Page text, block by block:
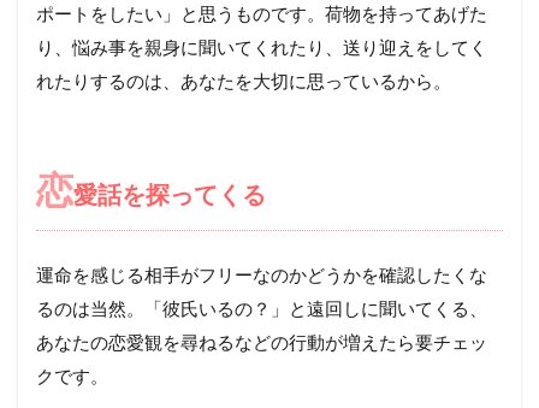
ポートをしたい」と思うものです。荷物を持ってあげた
り、悩み事を親身に聞いてくれたり、送り迎えをしてく
れたりするのは、あなたを大切に思っているから。
恋愛話を探ってくる
運命を感じる相手がフリーなのかどうかを確認したくな
るのは当然。「彼氏いるの？」と遠回しに聞いてくる、
あなたの恋愛観を尋ねるなどの行動が増えたら要チェッ
クです。